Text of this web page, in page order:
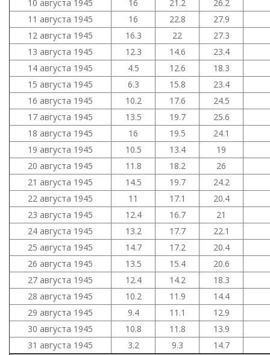
10 августа 1945 16 21.2
26.2
11 августа 1945
16 22.8
27.9
12 августа 1945
16.3 22
27.3
13 августа 1945
12.3 14.6
23.4
14 августа 1945
4.5 12.6
18.3
15 августа 1945
6.3 15.8
23.4
16 августа 1945
10.2 17.6
24.5
17 августа 1945
13.5 19.7
25.6
18 августа 1945
16 19.5
24.1
19 августа 1945
10.5 13.4
19
20 августа 1945
11.8 18.2
26
21 августа 1945
14.5 19.7
24.2
22 августа 1945
11 17.1
20.4
23 августа 1945
12.4 16.7
21
24 августа 1945
13.2 17.7
22.1
25 августа 1945
14.7 17.2
20.4
26 августа 1945
13.5 15.4
20.6
27 августа 1945
12.4 14.2
18.3
28 августа 1945
10.2 11.9
14.4
29 августа 1945
9.4 11.1
12.9
30 августа 1945
10.8 11.8
13.9
31 августа 1945
3.2 9.3
14.7